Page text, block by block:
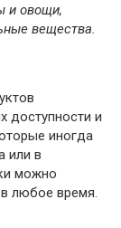
и овощи,
вещества.
доступности и
иногда
или в
можно
любое время.